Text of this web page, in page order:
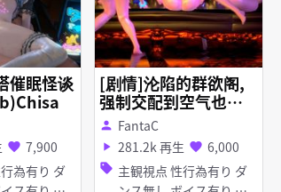
催眠怪谈
favorite 7,900
[剧情]沦陷的群欲阁,
强制交配到空气也是
精液的气息[En Sub]
person FantaC
play_arrow 281.2k 再生 favorite 6,000
sell 主観視点 性行為有り ダ